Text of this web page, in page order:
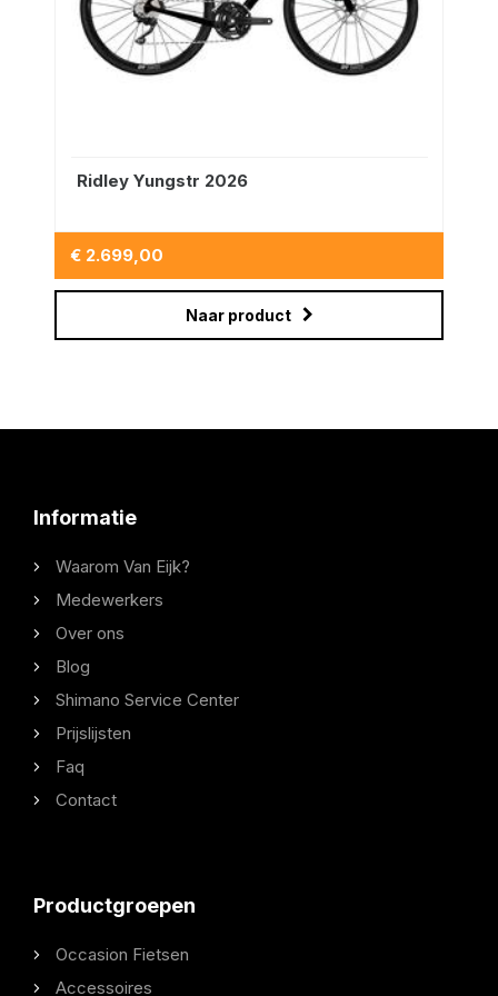
junior geselecteerd. De groei van de toekomstige Tom Dumoulin
kunnen wij hiermee volgen om tijdig de zitpositie bij te stellen.
Zodra het fysiek mogelijk is zal een 28" racefiets bijdragen aan
Ridley Yungstr 2026
€ 2.699,00
Naar product
Informatie
Waarom Van Eijk?
Medewerkers
Over ons
Blog
Shimano Service Center
Prijslijsten
Faq
Contact
Productgroepen
Occasion Fietsen
Accessoires